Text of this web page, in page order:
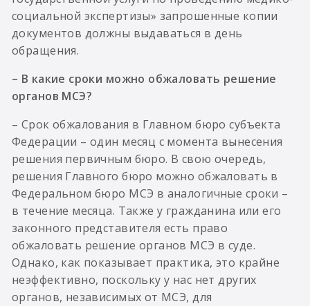
социальной экспертизы» запрошенные копии
документов должны выдаваться в день
обращения.
– В какие сроки можно обжаловать решение
органов МСЭ?
– Срок обжалования в Главном бюро субъекта
Федерации – один месяц с момента вынесения
решения первичным бюро. В свою очередь,
решения Главного бюро можно обжаловать в
Федеральном бюро МСЭ в аналогичные сроки –
в течение месяца. Также у гражданина или его
законного представителя есть право
обжаловать решение органов МСЭ в суде.
Однако, как показывает практика, это крайне
неэффективно, поскольку у нас нет других
органов, независимых от МСЭ, для